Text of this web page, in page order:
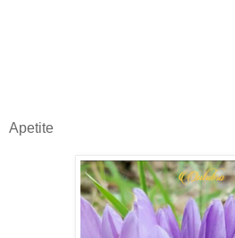
Apetite